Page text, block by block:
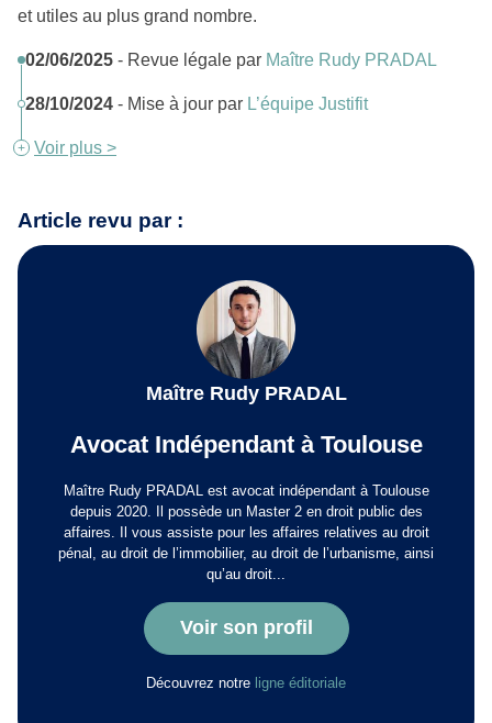
et utiles au plus grand nombre.
02/06/2025 - Revue légale par Maître Rudy PRADAL
28/10/2024 - Mise à jour par L’équipe Justifit
Voir plus >
Article revu par :
Maître Rudy PRADAL
Avocat Indépendant à Toulouse
Maître Rudy PRADAL est avocat indépendant à Toulouse
depuis 2020. Il possède un Master 2 en droit public des
affaires. Il vous assiste pour les affaires relatives au droit
pénal, au droit de l’immobilier, au droit de l’urbanisme, ainsi
qu’au droit...
Voir son profil
Découvrez notre ligne éditoriale